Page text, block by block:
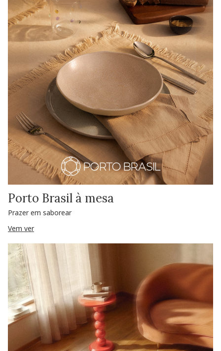
Porto Brasil à mesa
Prazer em saborear
Vem ver